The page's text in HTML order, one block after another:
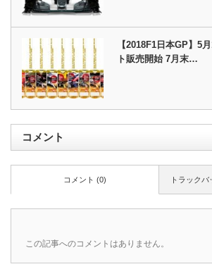
【2018F1日本GP】5
ト販売開始 7月末…
コメント
トラックバ
コメント (0)
この記事へのコメントはありません。